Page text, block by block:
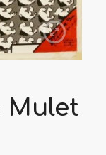
Mulet